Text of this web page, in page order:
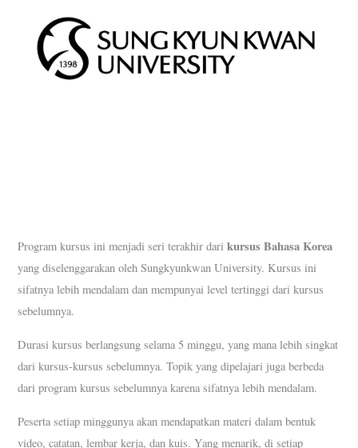
Program kursus ini menjadi seri terakhir darikursus Bahasa Korea
yang diselenggarakan oleh Sungkyunkwan University. Kursus ini
sifatnya lebih mendalam dan mempunyai level tertinggi dari kursus
sebelumnya.
Durasi kursus berlangsung selama 5 minggu, yang mana lebih singkat
dari kursus-kursus sebelumnya. Topik yang dipelajari juga berbeda
dari program kursus sebelumnya karena sifatnya lebih mendalam.
Peserta setiap minggunya akan mendapatkan materi dalam bentuk
video, catatan, lembar kerja, dan kuis. Yang menarik, di setiap